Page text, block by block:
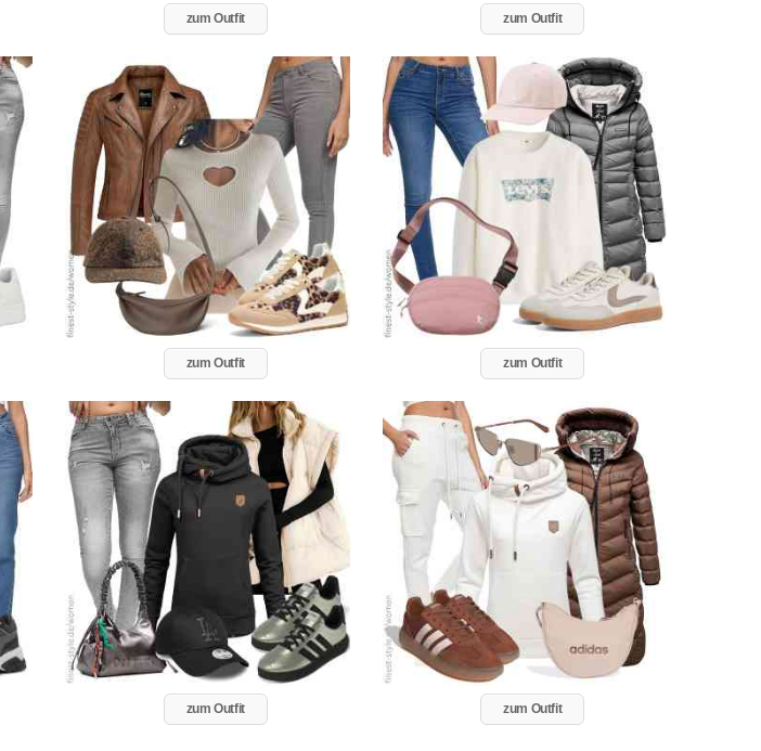
zum Outfit zum Outfit
zum Outfit zum Outfit
zum Outfit zum Outfit